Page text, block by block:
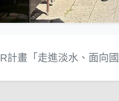
計畫「走進淡水、面向